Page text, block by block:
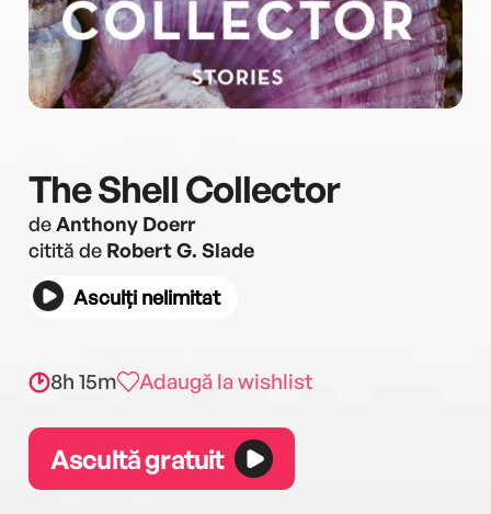
The Shell Collector
deAnthony Doerr
citită de Robert G. Slade
Asculți nelimitat
8h 15m Adaugă la wishlist
Ascultă gratuit